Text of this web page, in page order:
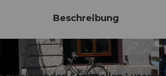
Beschreibung